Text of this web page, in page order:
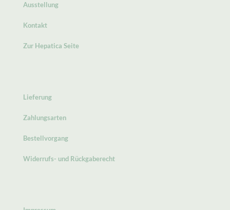
Ausstellung
Kontakt
Zur Hepatica Seite
Lieferung
Zahlungsarten
Bestellvorgang
Widerrufs- und Rückgaberecht